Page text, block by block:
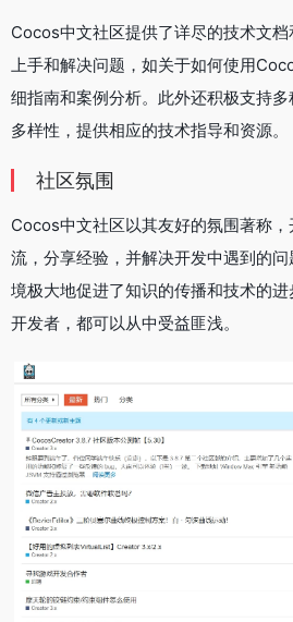
Cocos中文社区提供了详尽的技术文
上手和解决问题，如关于如何使用
细指南和案例分析。此外还积极支持
多样性，提供相应的技术指导和资源‌。
社区氛围
Cocos中文社区以其友好的氛围著称
流，分享经验，并解决开发中遇到的
境极大地促进了知识的传播和技术的
开发者，都可以从中受益匪浅‌。